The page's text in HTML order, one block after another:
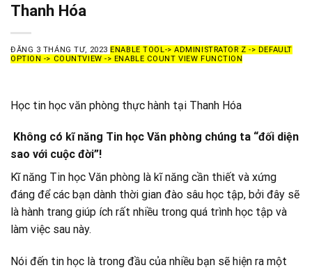
Thanh Hóa
ĐĂNG 3 THÁNG TƯ, 2023 ENABLE TOOL-> ADMINISTRATOR Z -> DEFAULT
OPTION -> COUNTVIEW -> ENABLE COUNT VIEW FUNCTION
Học tin học văn phòng thực hành tại Thanh Hóa
Không có kĩ năng Tin học Văn phòng chúng ta “đối diện
sao với cuộc đời”!
Kĩ năng Tin học Văn phòng là kĩ năng cần thiết và xứng
đáng để các bạn dành thời gian đào sâu học tập, bởi đây sẽ
là hành trang giúp ích rất nhiều trong quá trình học tập và
làm việc sau này.
Nói đến tin học là trong đầu của nhiều bạn sẽ hiện ra một